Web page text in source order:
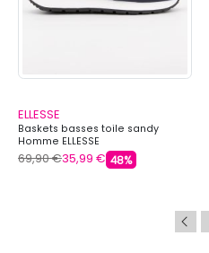
ELLESSE
Baskets basses toile sandy
Homme ELLESSE
69,90 €35,99 € 48%